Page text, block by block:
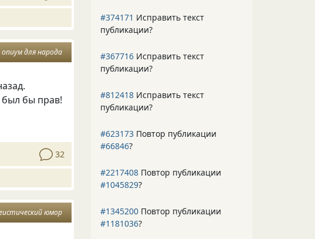
опиум для народа
был бы прав!
32
юмор
#374171 Исправить текст
публикации?
#367716 Исправить текст
публикации?
#812418 Исправить текст
публикации?
#623173 Повтор публикации
#66846?
#2217408 Повтор публикации
#1045829?
#1345200 Повтор публикации
#1181036?